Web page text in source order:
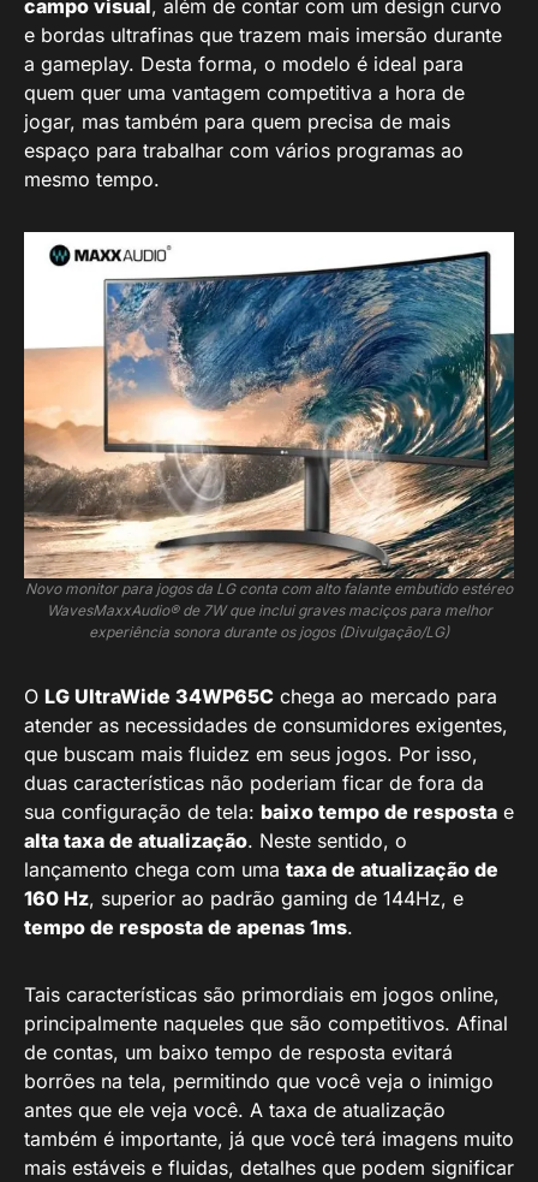
campo visual , além de contar com um design curvo
e bordas ultrafinas que trazem mais imersão durante
a gameplay. Desta forma, o modelo é ideal para
quem quer uma vantagem competitiva a hora de
jogar, mas também para quem precisa de mais
espaço para trabalhar com vários programas ao
mesmo tempo.
Novo monitor para jogos da LG conta com alto falante embutido estéreo
WavesMaxxAudio® de 7W que inclui graves maciços para melhor
experiência sonora durante os jogos (Divulgação/LG)
O LG UltraWide 34WP65C chega ao mercado para
atender as necessidades de consumidores exigentes,
que buscam mais fluidez em seus jogos. Por isso,
duas características não poderiam ficar de fora da
sua configuração de tela: baixo tempo de resposta e
alta taxa de atualização. Neste sentido, o
lançamento chega com uma taxa de atualização de
160 Hz, superior ao padrão gaming de 144Hz, e
tempo de resposta de apenas 1ms.
Tais características são primordiais em jogos online,
principalmente naqueles que são competitivos. Afinal
de contas, um baixo tempo de resposta evitará
borrões na tela, permitindo que você veja o inimigo
antes que ele veja você. A taxa de atualização
também é importante, já que você terá imagens muito
mais estáveis e fluidas, detalhes que podem significar